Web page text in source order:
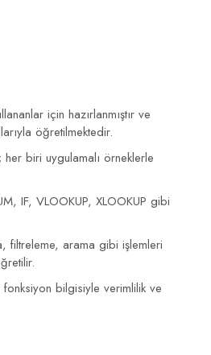
için hazırlanmıştır ve
öğretilmektedir.
her biri uygulamalı örneklerle
IF, VLOOKUP, XLOOKUP gibi
filtreleme, arama gibi işlemleri
bilgisiyle verimlilik ve